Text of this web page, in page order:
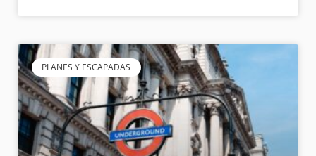
PLANES Y ESCAPADAS